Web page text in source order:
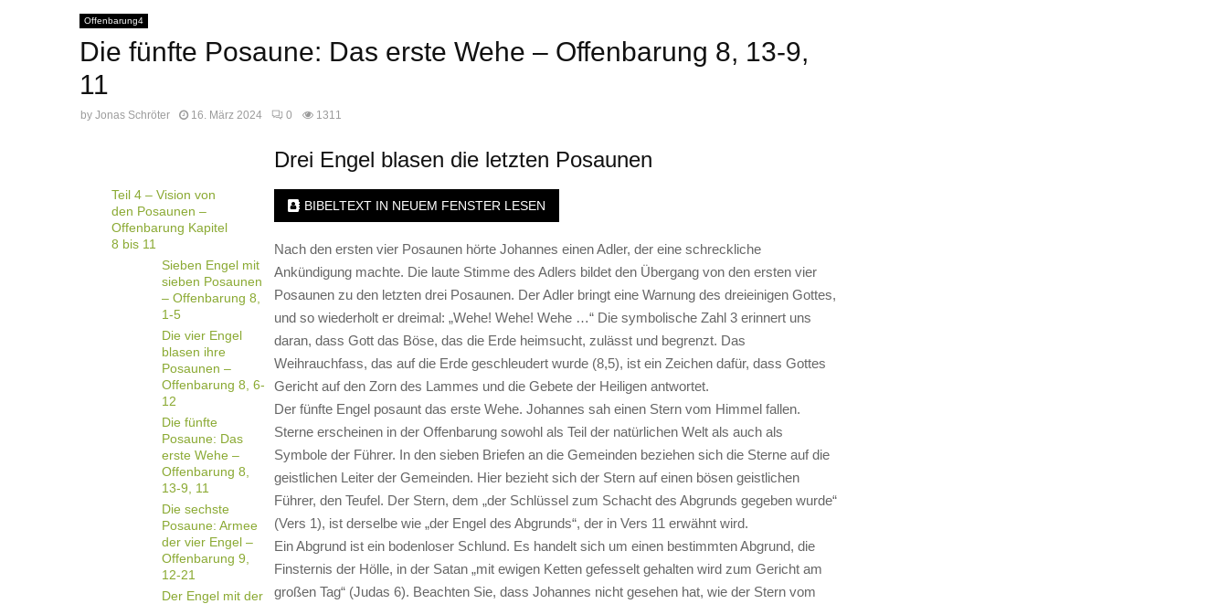
Offenbarung4
Die fünfte Posaune: Das erste Wehe – Offenbarung 8, 13-9,
11
by Jonas Schröter 16. März 2024 0 1311
Teil 4 – Vision von
den Posaunen –
Offenbarung Kapitel
8 bis 11
Sieben Engel mit
sieben Posaunen
– Offenbarung 8,
1-5
Die vier Engel
blasen ihre
Posaunen –
Offenbarung 8, 6-
12
Die fünfte
Posaune: Das
erste Wehe –
Offenbarung 8,
13-9, 11
Die sechste
Posaune: Armee
der vier Engel –
Offenbarung 9,
12-21
Der Engel mit der
Drei Engel blasen die letzten Posaunen
BIBELTEXT IN NEUEM FENSTER LESEN
Nach den ersten vier Posaunen hörte Johannes einen Adler, der eine schreckliche
Ankündigung machte. Die laute Stimme des Adlers bildet den Übergang von den ersten vier
Posaunen zu den letzten drei Posaunen. Der Adler bringt eine Warnung des dreieinigen Gottes,
und so wiederholt er dreimal: „Wehe! Wehe! Wehe …“ Die symbolische Zahl 3 erinnert uns
daran, dass Gott das Böse, das die Erde heimsucht, zulässt und begrenzt. Das
Weihrauchfass, das auf die Erde geschleudert wurde (8,5), ist ein Zeichen dafür, dass Gottes
Gericht auf den Zorn des Lammes und die Gebete der Heiligen antwortet.
Der fünfte Engel posaunt das erste Wehe. Johannes sah einen Stern vom Himmel fallen.
Sterne erscheinen in der Offenbarung sowohl als Teil der natürlichen Welt als auch als
Symbole der Führer. In den sieben Briefen an die Gemeinden beziehen sich die Sterne auf die
geistlichen Leiter der Gemeinden. Hier bezieht sich der Stern auf einen bösen geistlichen
Führer, den Teufel. Der Stern, dem „der Schlüssel zum Schacht des Abgrunds gegeben wurde“
(Vers 1), ist derselbe wie „der Engel des Abgrunds“, der in Vers 11 erwähnt wird.
Ein Abgrund ist ein bodenloser Schlund. Es handelt sich um einen bestimmten Abgrund, die
Finsternis der Hölle, in der Satan „mit ewigen Ketten gefesselt gehalten wird zum Gericht am
großen Tag“ (Judas 6). Beachten Sie, dass Johannes nicht gesehen hat, wie der Stern vom